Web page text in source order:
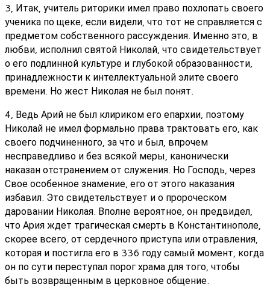
3, Итак, учитель риторики имел право похлопать своего
ученика по щеке, если видели, что тот не справляется с
предметом собственного рассуждения. Именно это, в
любви, исполнил святой Николай, что свидетельствует
о его подлинной культуре и глубокой образованности,
принадлежности к интеллектуальной элите своего
времени. Но жест Николая не был понят.
4, Ведь Арий не был клириком его епархии, поэтому
Николай не имел формально права трактовать его, как
своего подчиненного, за что и был, впрочем
несправедливо и без всякой меры, канонически
наказан отстранением от служения. Но Господь, через
Свое особенное знамение, его от этого наказания
избавил. Это свидетельствует и о пророческом
даровании Николая. Вполне вероятное, он предвидел,
что Ария ждет трагическая смерть в Константинополе,
скорее всего, от сердечного приступа или отравления,
которая и постигла его в 336 году самый момент, когда
он по сути переступал порог храма для того, чтобы
быть возвращенным в церковное общение.